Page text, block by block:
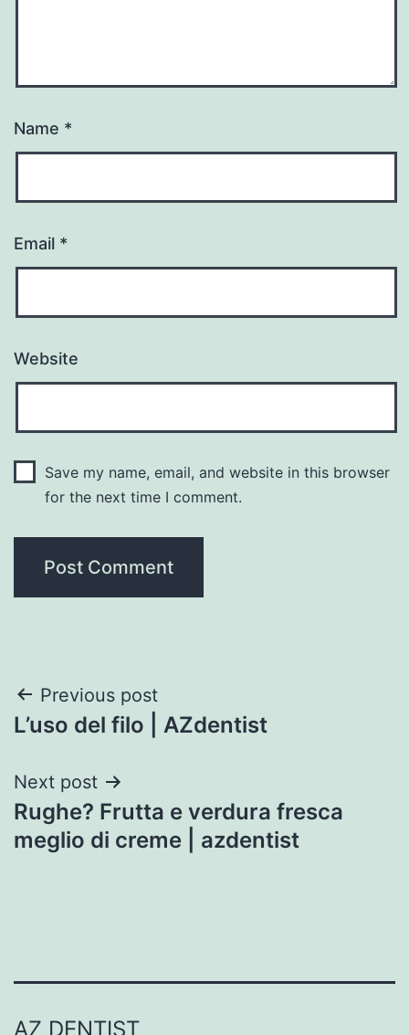
Name *
Email *
Website
Save my name, email, and website in this browser
for the next time I comment.
Post
navigation
Previous post
L’uso del filo | AZdentist
Next post
Rughe? Frutta e verdura fresca
meglio di creme | azdentist
AZ DENTIST